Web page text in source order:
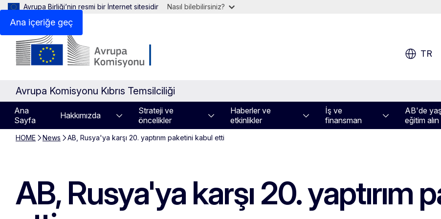
Ana içeriğe geç
Avrupa Birliği’nin resmi bir İnternet sitesidir Nasıl bilebilirsiniz?
TR
Avrupa Komisyonu Kıbrıs Temsilciliği
Ana
Sayfa
Hakkımızda
Strateji ve
öncelikler
Haberler ve
etkinlikler
İş ve
finansman
AB'de
eğitim alın
HOME News AB, Rusya'ya karşı 20. yaptırım paketini kabul etti
AB, Rusya'ya karşı 20. yaptırım